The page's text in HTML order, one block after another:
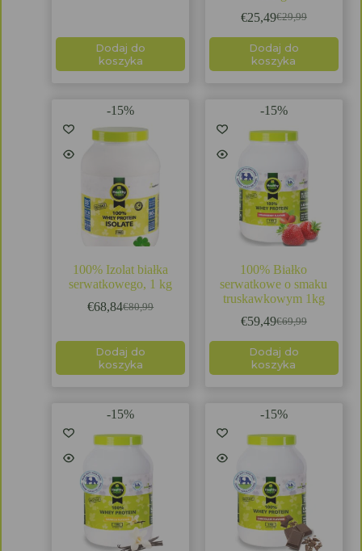
Dodaj do
koszyka
€29,99
€25,49
Dodaj do
koszyka
-15%
100% Izolat białka
serwatkowego, 1 kg
€80,99
€68,84
Dodaj do
koszyka
-15%
100% Białko
serwatkowe o smaku
truskawkowym 1kg
€69,99
€59,49
Dodaj do
koszyka
-15% -15%